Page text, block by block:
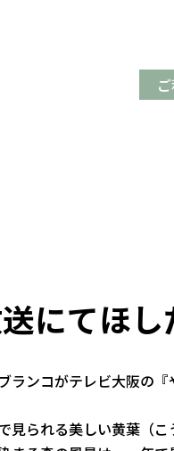
にてほ
ランコがテレビ大阪の
見られる美しい黄葉（